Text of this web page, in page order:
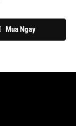
Mua Ngay